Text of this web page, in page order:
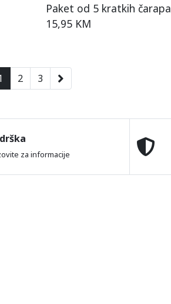
Paket od 5 kratkih čarapa
15,95 KM
2 3
za informacije